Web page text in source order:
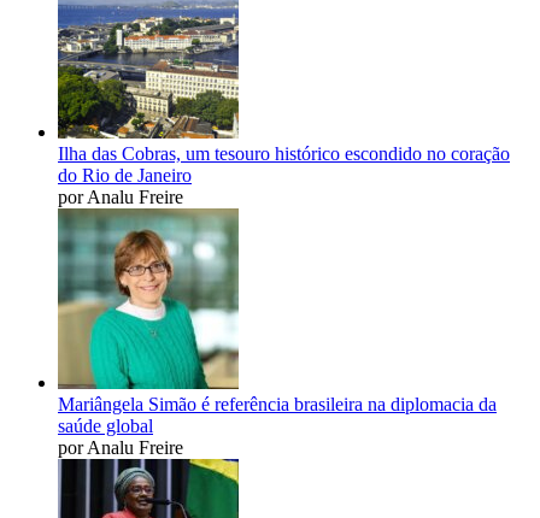
Ilha das Cobras, um tesouro histórico escondido no coração
do Rio de Janeiro
por Analu Freire
Mariângela Simão é referência brasileira na diplomacia da
saúde global
por Analu Freire